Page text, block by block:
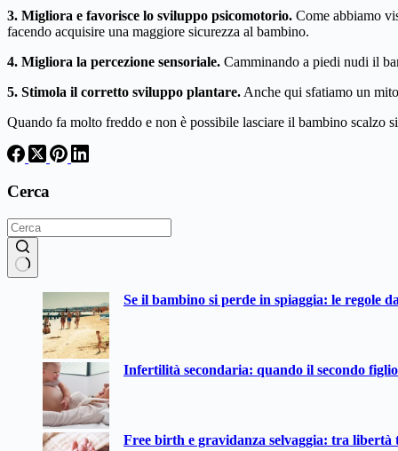
3. Migliora e favorisce lo sviluppo psicomotorio. Come abbiamo
facendo acquisire una maggiore sicurezza al bambino.
4. Migliora la percezione sensoriale. Camminando a piedi nudi il
5. Stimola il corretto sviluppo plantare. Anche qui sfatiamo un
Quando fa molto freddo e non è possibile lasciare il bambino scalzo
Cerca
Se il bambino si perde in spiaggia: le regole
Infertilità secondaria: quando il secondo
Free birth e gravidanza selvaggia: tra libertà